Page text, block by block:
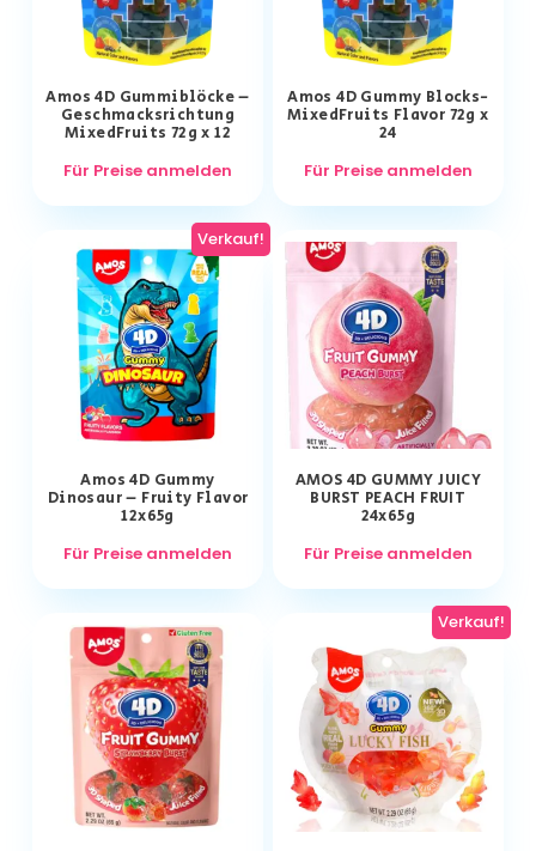
Amos 4D Gummiblöcke –
Geschmacksrichtung
MixedFruits 72g x 12
Für Preise anmelden
Amos 4D Gummy Blocks-
MixedFruits Flavor 72g x
24
Für Preise anmelden
Verkauf!
Amos 4D Gummy
Dinosaur – Fruity Flavor
12x65g
Für Preise anmelden
AMOS 4D GUMMY JUICY
BURST PEACH FRUIT
24x65g
Für Preise anmelden
Verkauf!